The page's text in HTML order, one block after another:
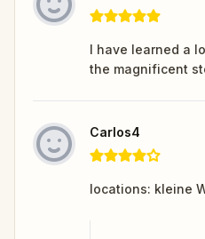
I have learned a
the magnificent
Carlos4
locations: kleine